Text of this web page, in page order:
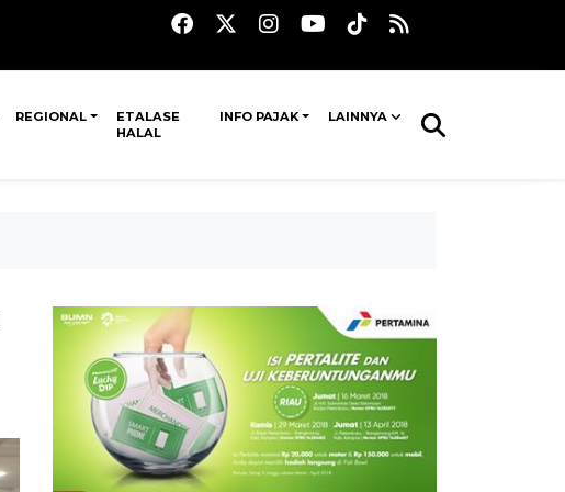
REGIONAL
ETALASE
HALAL
INFO PAJAK LAINNYA